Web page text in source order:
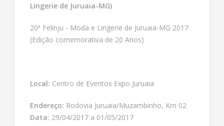
Lingerie de Juruaia-MG)
20ª Felinju - Moda e Lingerie de Juruaia-MG 2017
(Edição comemorativa de 20 Anos)
Local: Centro de Eventos Expo Juruaia
Endereço: Rodovia Juruaia/Muzambinho, Km 02
Data: 29/04/2017 a 01/05/2017